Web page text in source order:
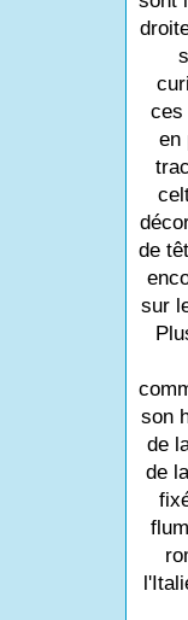
ces
en
de
sur
son
de
de